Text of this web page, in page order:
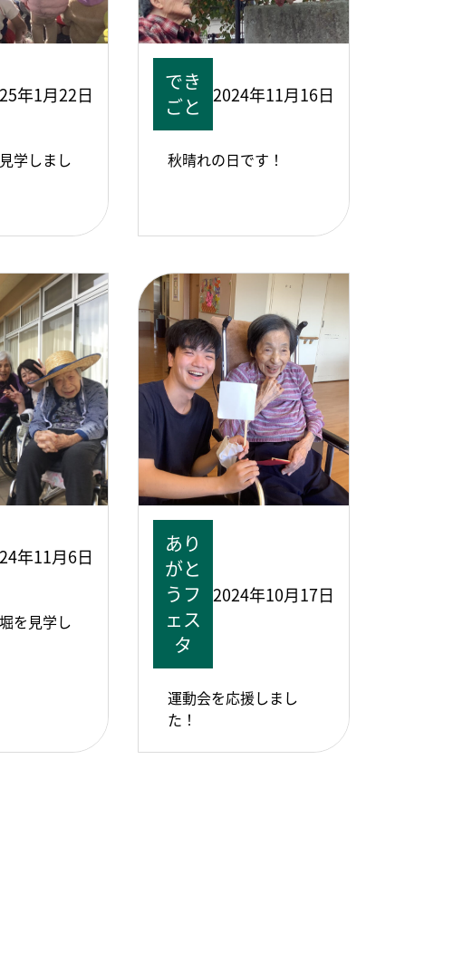
年1月22日
学しまし
でき
ごと
2024年11月16日
秋晴れの日です！
年11月6日
を見学し
あり
がと
うフ
ェス
タ
2024年10月17日
運動会を応援しまし
た！